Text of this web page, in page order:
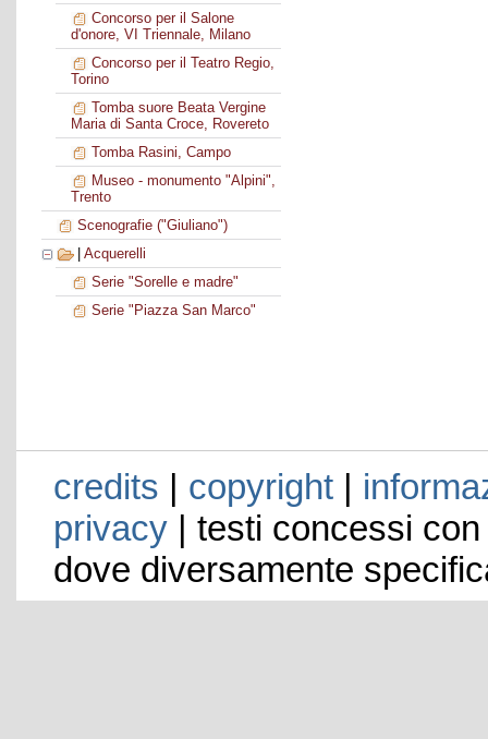
Concorso per il Salone
d'onore, VI Triennale, Milano
Concorso per il Teatro Regio,
Torino
Tomba suore Beata Vergine
Maria di Santa Croce, Rovereto
Tomba Rasini, Campo
Museo - monumento "Alpini",
Trento
Scenografie ("Giuliano")
Acquerelli
Serie "Sorelle e madre"
Serie "Piazza San Marco"
credits | copyright|
privacy| testi concessi
dove diversamente